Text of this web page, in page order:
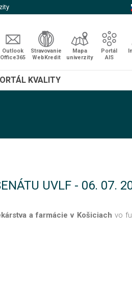
Outlook
Office365
Stravovanie
WebKredit
Mapa
univerzity
Portál
AIS
KVALITY
UVLF - 06. 07.
a farmácie v Košiciach vo